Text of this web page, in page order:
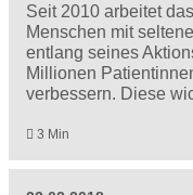
Seit 2010 arbeitet
Menschen mit
entlang seines
Millionen
verbessern. Diese
3 Min